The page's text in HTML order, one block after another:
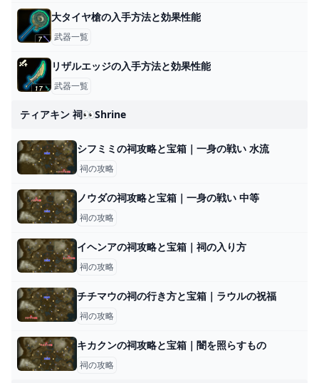
大タイヤ槍の入手方法と効果性能
武器一覧
リザルエッジの入手方法と効果性能
武器一覧
ティアキン 祠👀shrine
シフミミの祠攻略と宝箱｜一身の戦い 水流
祠の攻略
ノウダの祠攻略と宝箱｜一身の戦い 中等
祠の攻略
イヘンアの祠攻略と宝箱｜祠の入り方
祠の攻略
チチマウの祠の行き方と宝箱｜ラウルの祝福
祠の攻略
キカクンの祠攻略と宝箱｜闇を照らすもの
祠の攻略